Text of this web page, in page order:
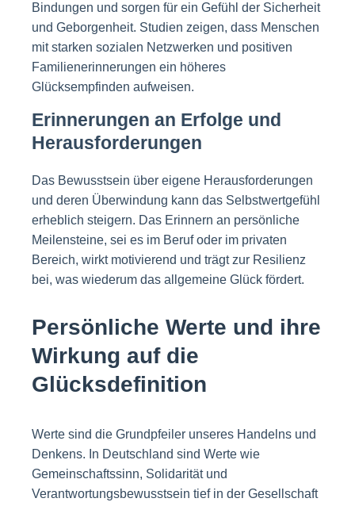
Bindungen und sorgen für ein Gefühl der Sicherheit
und Geborgenheit. Studien zeigen, dass Menschen
mit starken sozialen Netzwerken und positiven
Familienerinnerungen ein höheres
Glücksempfinden aufweisen.
Erinnerungen an Erfolge und
Herausforderungen
Das Bewusstsein über eigene Herausforderungen
und deren Überwindung kann das Selbstwertgefühl
erheblich steigern. Das Erinnern an persönliche
Meilensteine, sei es im Beruf oder im privaten
Bereich, wirkt motivierend und trägt zur Resilienz
bei, was wiederum das allgemeine Glück fördert.
Persönliche Werte und ihre
Wirkung auf die
Glücksdefinition
Werte sind die Grundpfeiler unseres Handelns und
Denkens. In Deutschland sind Werte wie
Gemeinschaftssinn, Solidarität und
Verantwortungsbewusstsein tief in der Gesellschaft